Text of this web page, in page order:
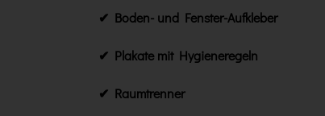
✔ Boden- und Fenster-Aufkleber
✔ Plakate mit Hygieneregeln
✔ Raumtrenner